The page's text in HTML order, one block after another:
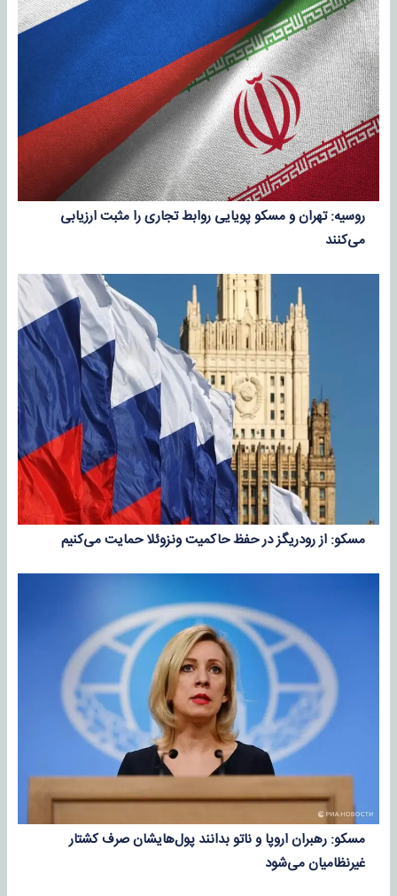
روسیه: تهران و مسکو پویایی روابط تجاری را مثبت ارزیابی
می‌کنند
مسکو: از رودریگز در حفظ حاکمیت ونزوئلا حمایت می‌کنیم
مسکو: رهبران اروپا و ناتو بدانند پول‌هایشان صرف کشتار
غیرنظامیان می‌شود